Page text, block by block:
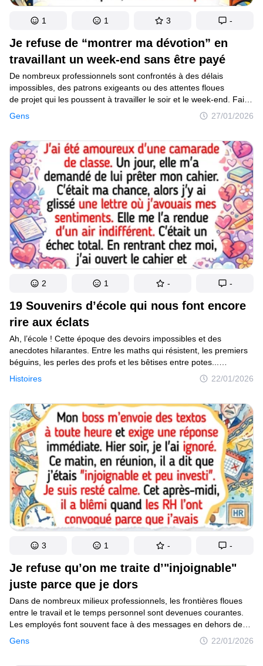
Je refuse de “montrer ma dévotion” en
travaillant un week-end sans être payé
Gens 27/01/2026
De nombreux professionnels sont confrontés à des délais
impossibles, des patrons exigeants ou des attentes floues
de projet qui les poussent à travailler le soir et le week-end. Faire
face à ces défis nécessite un équilibre, une communication claire
et des stratégies intelligentes pour protéger à la fois leur
1 1 3 -
19 Souvenirs d’école qui nous font encore
rire aux éclats
Histoires 22/01/2026
Ah, l’école ! Cette époque des devoirs impossibles et des
anecdotes hilarantes. Entre les maths qui résistent, les premiers
béguins, les perles des profs et les bêtises entre potes...
on a tous nos petits souvenirs. Nous en avons choisi 19,
tellement drôles que leurs héros en sourient encore aujourd’hui.
2 1 - -
Je refuse qu’on me traite d’"injoignable"
juste parce que je dors
Gens 22/01/2026
Dans de nombreux milieux professionnels, les frontières floues
entre le travail et le temps personnel sont devenues courantes.
Les employés font souvent face à des messages en dehors des
heures de travail, à une pression pour être constamment
disponibles et à la crainte de représailles lorsqu’ils posent des
3 1 - -